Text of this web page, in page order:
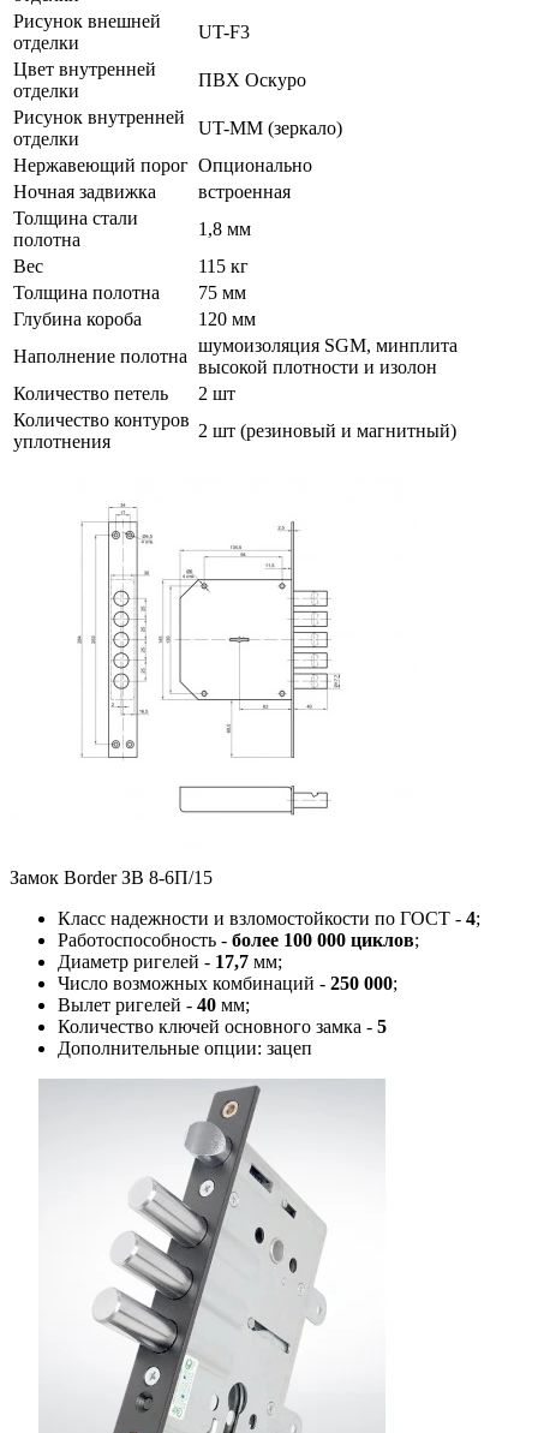
Рисунок внешней
отделки
UT-F3
Цвет внутренней
отделки
ПВХ Оскуро
Рисунок внутренней
отделки
UT-MM (зеркало)
Нержавеющий порог Опционально
Ночная задвижка
встроенная
Толщина стали
полотна
1,8 мм
Вес
115 кг
Толщина полотна
75 мм
Глубина короба
120 мм
Наполнение полотна
шумоизоляция SGM, минплита
высокой плотности и изолон
Количество петель
2 шт
Количество контуров
уплотнения
2 шт (резиновый и магнитный)
Замок Border ЗВ 8-6П/15
Класс надежности и взломостойкости по ГОСТ - 4;
Работоспособность - более 100 000 циклов;
Диаметр ригелей - 17,7 мм;
Число возможных комбинаций - 250 000;
Вылет ригелей - 40 мм;
Количество ключей основного замка - 5
Дополнительные опции: зацеп